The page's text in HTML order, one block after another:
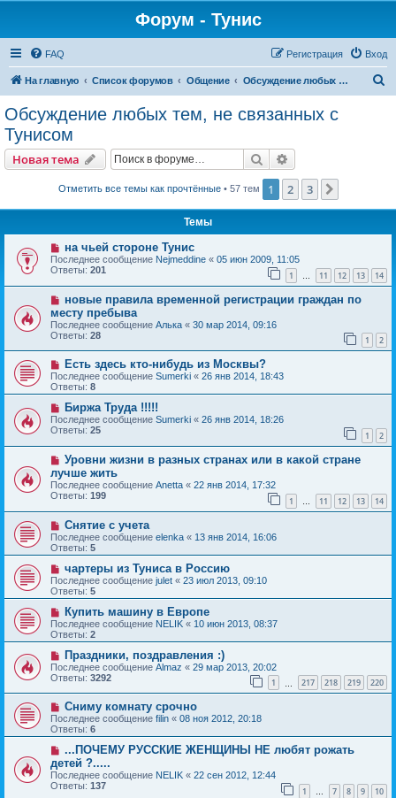
Форум - Тунис
FAQ Вход
Регистрация
На главную Список форумов Общение Обсуждение любых тем, не связанных с Тунисом
Обсуждение любых тем, не связанных с
Тунисом
Новая тема Поиск
Отметить все темы как прочтённые• 57 тем 1 2 3
Темы
на чьей стороне Тунис
Последнее сообщение Nejmeddine « 05 июн 2009, 11:05
Ответы: 201 1 … 11 12 13 14
новые правила временной регистрации граждан по
месту пребыва
Последнее сообщение Алька « 30 мар 2014, 09:16
Ответы: 28 1 2
Есть здесь кто-нибудь из Москвы?
Последнее сообщение Sumerki « 26 янв 2014, 18:43
Ответы: 8
Биржа Труда !!!!!
Последнее сообщение Sumerki « 26 янв 2014, 18:26
Ответы: 25 1 2
Уровни жизни в разных странах или в какой стране
лучше жить
Последнее сообщение Anetta « 22 янв 2014, 17:32
Ответы: 199 1 … 11 12 13 14
Снятие с учета
Последнее сообщение elenka « 13 янв 2014, 16:06
Ответы: 5
чартеры из Туниса в Россию
Последнее сообщение julet « 23 июл 2013, 09:10
Ответы: 5
Купить машину в Европе
Последнее сообщение NELIK « 10 июн 2013, 08:37
Ответы: 2
Праздники, поздравления :)
Последнее сообщение Almaz « 29 мар 2013, 20:02
Ответы: 3292 1 217 218 219 220
Сниму комнату срочно
Последнее сообщение filin « 08 ноя 2012, 20:18
Ответы: 6
...ПОЧЕМУ РУССКИЕ ЖЕНЩИНЫ НЕ любят рожать
детей ?.....
Последнее сообщение NELIK « 22 сен 2012, 12:44
Ответы: 137 1 … 7 8 9 10